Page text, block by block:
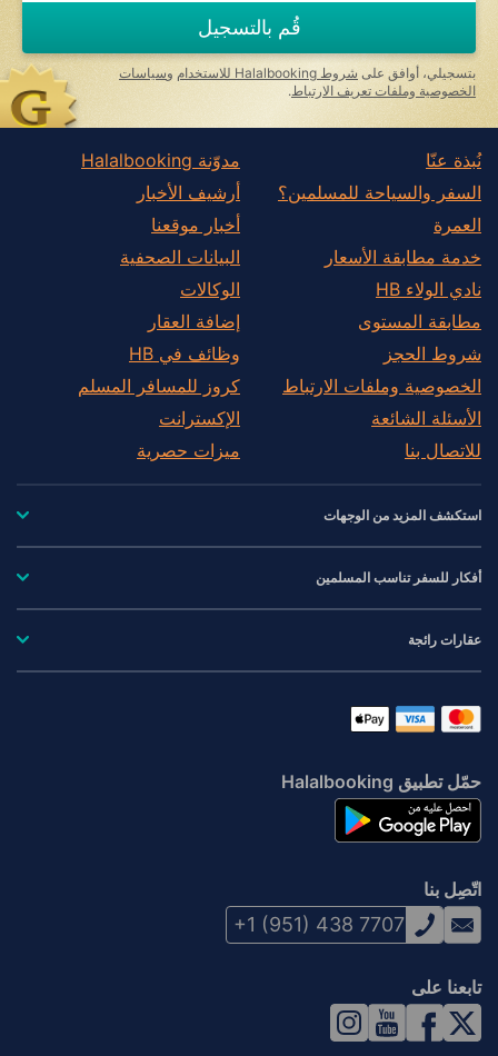
قُم بالتسجيل
بتسجيلي، أوافق على شروط Halalbooking للاستخدام وسياسات
الخصوصية وملفات تعريف الارتباط .
نُبذة عنّا
السفر والسياحة للمسلمين؟
العمرة
خدمة مطابقة الأسعار
نادي الولاء HB
مطابقة المستوى
شروط الحجز
الخصوصية وملفات الارتباط
الأسئلة الشائعة
للاتصال بنا
مدوّنة Halalbooking
أرشيف الأخبار
أخبار موقعنا
البيانات الصحفية
الوكالات
إضافة العقار
وظائف في HB
كروز للمسافر المسلم
الإكسترانت
ميزات حصرية
استكشف المزيد من الوجهات
أفكار للسفر تناسب المسلمين
عقارات رائجة
حمّل تطبيق Halalbooking
اتّصِل بنا
+1 (951) 438 7707
تابعنا على